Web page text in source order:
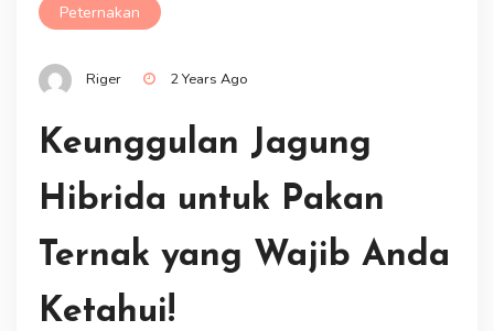
Peternakan
Riger 2 Years Ago
Keunggulan Jagung
Hibrida untuk Pakan
Ternak yang Wajib Anda
Ketahui!